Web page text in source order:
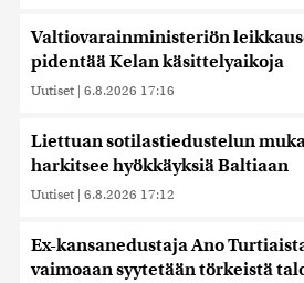
Valtiovarainministeriön
pidentää Kelan käsittelyaikoja
Uutiset | 6.8.2026 17:16
Liettuan sotilastiedustelun
harkitsee hyökkäyksiä Baltiaan
Uutiset | 6.8.2026 17:12
Ex-kansanedustaja Ano
vaimoaan syytetään törkeistä